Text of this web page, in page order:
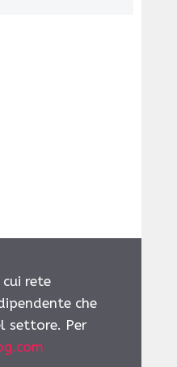
rete
che
settore. Per